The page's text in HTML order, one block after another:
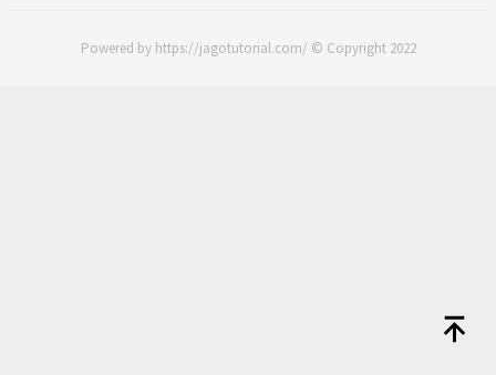
Powered by https://jagotutorial.com/ © Copyright 2022